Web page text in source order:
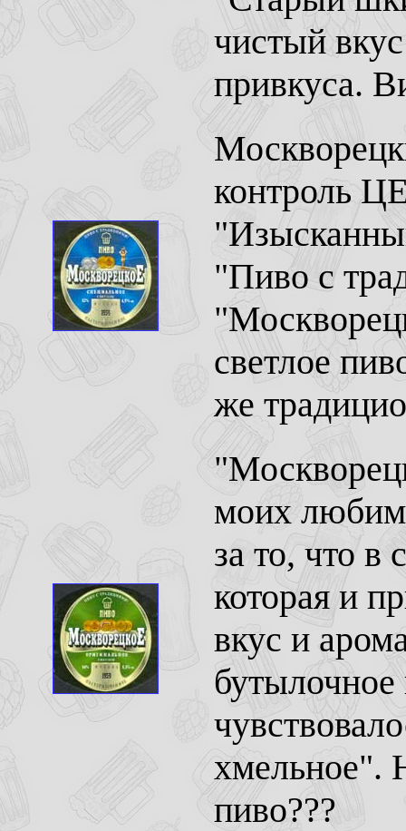
чистый
привкуса.
контроль
"Пиво с
светлое
же
моих
за то, что в
которая и
вкус и
хмельное".
пиво???